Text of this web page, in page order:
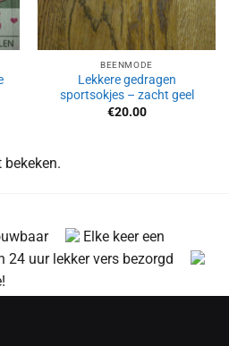
BEENMODE
Lekkere gedragen
sportsokjes – zacht geel
€20.00
Elke keer een
24 uur lekker vers bezorgd